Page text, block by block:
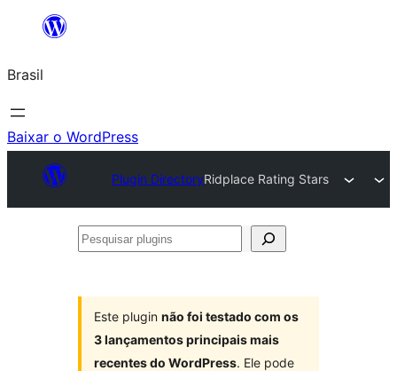
o
conteúdo
Brasil
Baixar o WordPress
Plugin DirectoryRidplace Rating Stars
Pesquisar
Este plugin não foi testado com os
3 lançamentos principais mais
recentes do WordPress. Ele pode